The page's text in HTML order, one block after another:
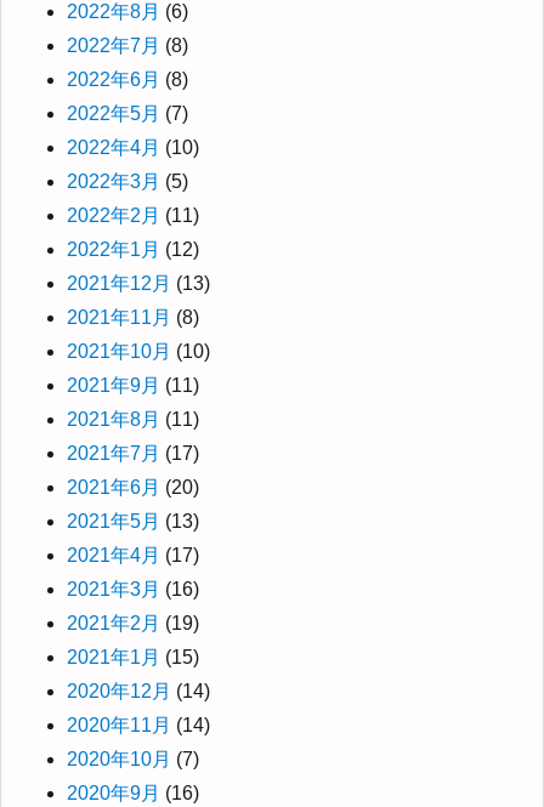
2022年8月 (6)
2022年7月 (8)
2022年6月 (8)
2022年5月 (7)
2022年4月 (10)
2022年3月 (5)
2022年2月 (11)
2022年1月 (12)
2021年12月 (13)
2021年11月 (8)
2021年10月 (10)
2021年9月 (11)
2021年8月 (11)
2021年7月 (17)
2021年6月 (20)
2021年5月 (13)
2021年4月 (17)
2021年3月 (16)
2021年2月 (19)
2021年1月 (15)
2020年12月 (14)
2020年11月 (14)
2020年10月 (7)
2020年9月 (16)